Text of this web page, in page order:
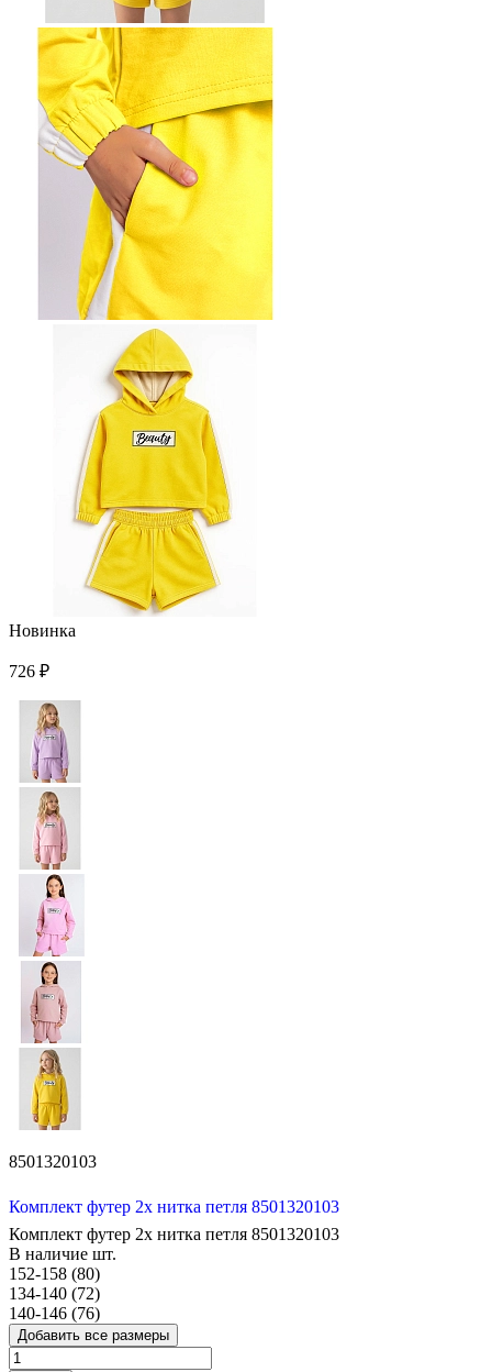
Новинка
726 ₽
8501320103
Комплект футер 2х нитка петля 8501320103
Комплект футер 2х нитка петля 8501320103
В наличие шт.
152-158 (80)
134-140 (72)
140-146 (76)
Добавить все размеры